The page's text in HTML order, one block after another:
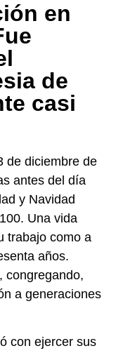
en
de
casi
de diciembre de
antes del día
y Navidad
Una vida
trabajo como a
años.
congregando,
a generaciones
con ejercer sus